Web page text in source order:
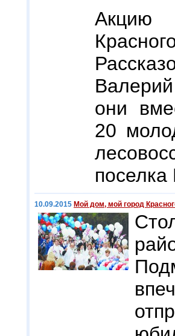
Акцию
они
20
10.09.2015 Мой дом, мой город